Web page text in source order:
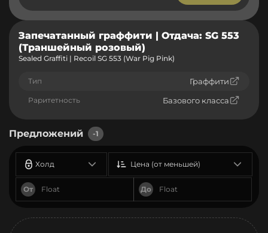
Запечатанный граффити | Отдача: SG 553
(Траншейный розовый)
Sealed Graffiti | Recoil SG 553 (War Pig Pink)
Тип Граффити
Раритетность Базового класса
Предложений -1
Холд
От До
Цена (от меньшей)